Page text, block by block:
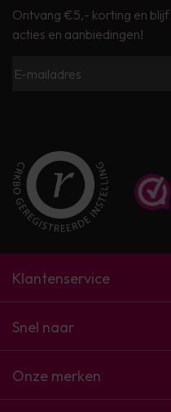
Ontvang €5,- korting en
acties en aanbiedingen!
Klantenservice
Snel naar
Onze merken